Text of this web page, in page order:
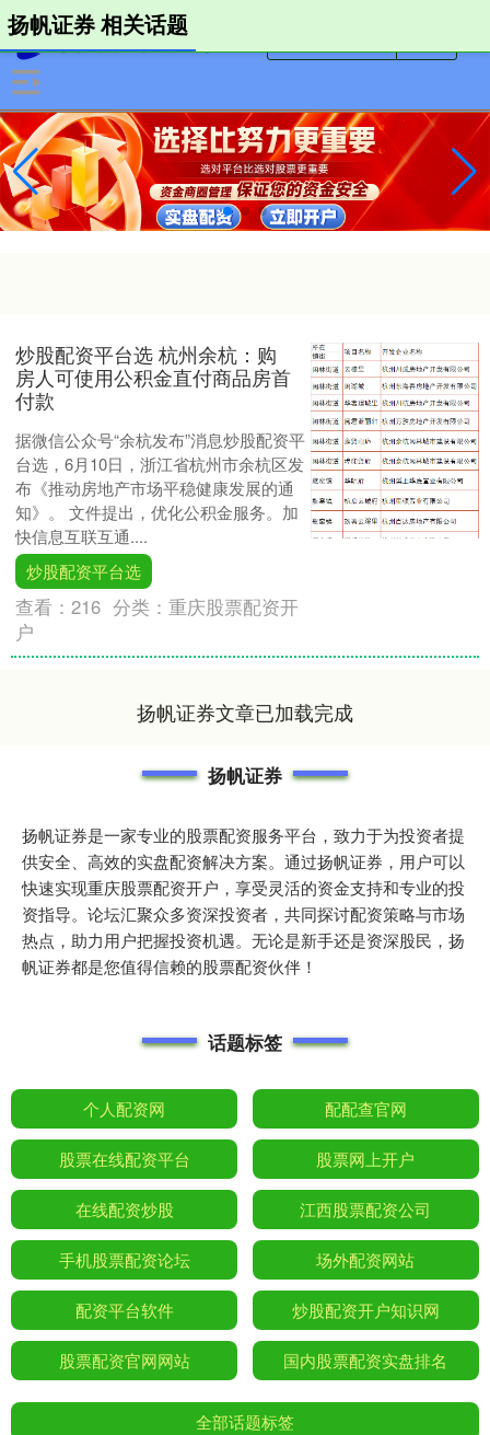
扬帆证券 相关话题
炒股配资平台选 杭州余杭：购
房人可使用公积金直付商品房首
付款
据微信公众号“余杭发布”消息炒股配资平
台选，6月10日，浙江省杭州市余杭区发
布《推动房地产市场平稳健康发展的通
知》。 文件提出，优化公积金服务。加
快信息互联互通....
炒股配资平台选
查看：216 分类：重庆股票配资开
户
扬帆证券文章已加载完成
扬帆证券
扬帆证券是一家专业的股票配资服务平台，致力于为投资者提
供安全、高效的实盘配资解决方案。通过扬帆证券，用户可以
快速实现重庆股票配资开户，享受灵活的资金支持和专业的投
资指导。论坛汇聚众多资深投资者，共同探讨配资策略与市场
热点，助力用户把握投资机遇。无论是新手还是资深股民，扬
帆证券都是您值得信赖的股票配资伙伴！
话题标签
个人配资网 配配查官网
股票在线配资平台 股票网上开户
在线配资炒股 江西股票配资公司
手机股票配资论坛 场外配资网站
配资平台软件 炒股配资开户知识网
股票配资官网网站 国内股票配资实盘排名
全部话题标签